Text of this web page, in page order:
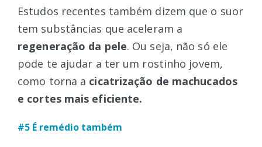
Estudos recentes também dizem que o suor
tem substâncias que aceleram a
regeneração da pele. Ou seja, não só ele
pode te ajudar a ter um rostinho jovem,
como torna a cicatrização de machucados
e cortes mais eficiente.
#5 É remédio também